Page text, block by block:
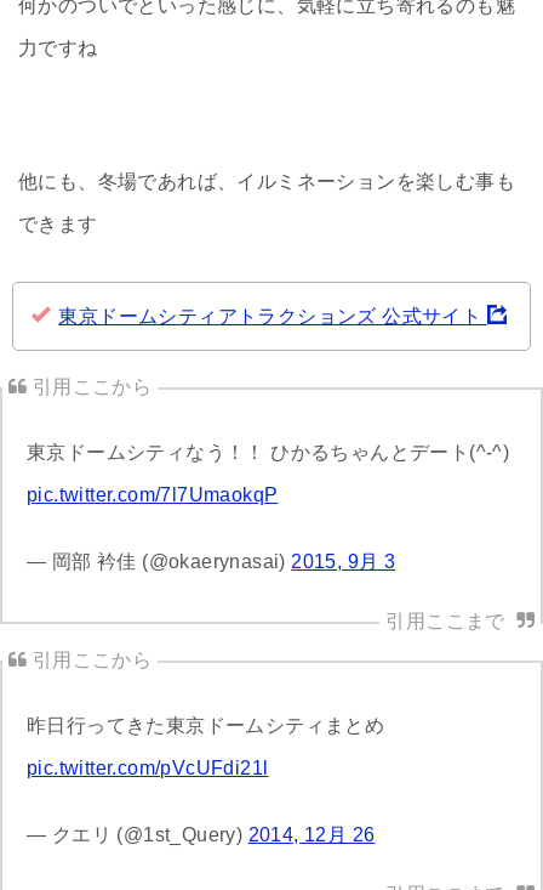
何かのついでといった感じに、気軽に立ち寄れるのも魅
力ですね
他にも、冬場であれば、イルミネーションを楽しむ事も
できます
東京ドームシティアトラクションズ 公式サイト
東京ドームシティなう！！ ひかるちゃんとデート(^-^)
pic.twitter.com/7l7UmaokqP
— 岡部 衿佳 (@okaerynasai) 2015, 9月 3
昨日行ってきた東京ドームシティまとめ
pic.twitter.com/pVcUFdi21l
— クエリ (@1st_Query) 2014, 12月 26